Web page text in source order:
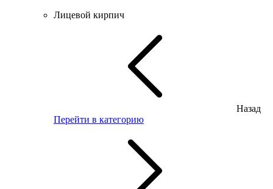
Лицевой кирпич
Назад
Перейти в категорию